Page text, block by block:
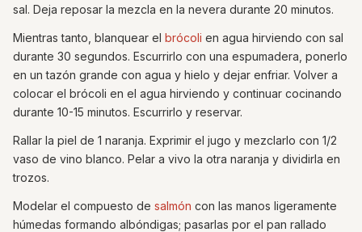
sal. Deja reposar la mezcla en la nevera durante 20 minutos.
Mientras tanto, blanquear el brócoli en agua hirviendo con sal
durante 30 segundos. Escurrirlo con una espumadera, ponerlo
en un tazón grande con agua y hielo y dejar enfriar. Volver a
colocar el brócoli en el agua hirviendo y continuar cocinando
durante 10-15 minutos. Escurrirlo y reservar.
Rallar la piel de 1 naranja. Exprimir el jugo y mezclarlo con 1/2
vaso de vino blanco. Pelar a vivo la otra naranja y dividirla en
trozos.
Modelar el compuesto de salmón con las manos ligeramente
húmedas formando albóndigas; pasarlas por el pan rallado